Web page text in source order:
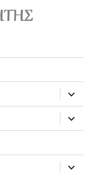
expand
child
menu
expand
child
menu
expand
child